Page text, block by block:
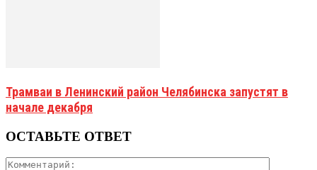
Трамваи в Ленинский район Челябинска запустят в
начале декабря
ОСТАВЬТЕ ОТВЕТ